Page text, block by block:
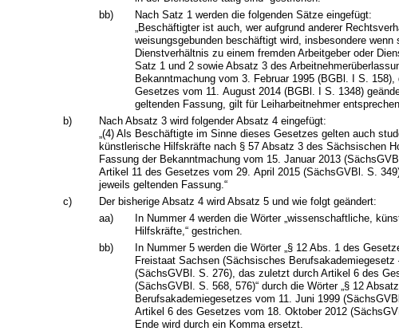
bb)
Nach Satz 1 werden die folgenden Sätze eingefügt:
„Beschäftigter ist auch, wer aufgrund anderer
weisungsgebunden beschäftigt wird, insbesondere wenn
Dienstverhältnis zu einem fremden Arbeitgeber oder
Satz 1 und 2 sowie Absatz 3 des
Bekanntmachung vom 3. Februar 1995 (BGBl. I S.
Gesetzes vom 11. August 2014 (BGBl. I S. 1348)
geltenden Fassung, gilt für Leiharbeitnehmer
b)
Nach Absatz 3 wird folgender Absatz 4 eingefügt:
„(4) Als Beschäftigte im Sinne dieses Gesetzes gelten auch
künstlerische Hilfskräfte nach § 57 Absatz 3 des Sächsischen
Fassung der Bekanntmachung vom 15. Januar 2013
Artikel 11 des Gesetzes vom 29. April 2015 (SächsGVBl. S.
jeweils geltenden Fassung.“
c)
Der bisherige Absatz 4 wird Absatz 5 und wie folgt geändert:
aa)
In Nummer 4 werden die Wörter „wissenschaftliche,
Hilfskräfte,“ gestrichen.
bb)
In Nummer 5 werden die Wörter „§ 12 Abs. 1 des
Freistaat Sachsen (Sächsisches
(SächsGVBl. S. 276), das zuletzt durch Artikel 6 des
(SächsGVBl. S. 568, 576)“ durch die Wörter „§ 12
Berufsakademiegesetzes vom 11. Juni 1999
Artikel 6 des Gesetzes vom 18. Oktober 2012
Ende wird durch ein Komma ersetzt.